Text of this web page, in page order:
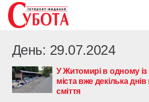
День: 29.07.2024
У Житомирі в одному із
міста вже декілька
сміття